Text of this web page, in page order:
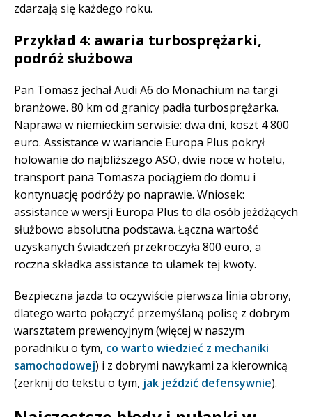
zdarzają się każdego roku.
Przykład 4: awaria turbosprężarki,
podróż służbowa
Pan Tomasz jechał Audi A6 do Monachium na targi
branżowe. 80 km od granicy padła turbosprężarka.
Naprawa w niemieckim serwisie: dwa dni, koszt 4 800
euro. Assistance w wariancie Europa Plus pokrył
holowanie do najbliższego ASO, dwie noce w hotelu,
transport pana Tomasza pociągiem do domu i
kontynuację podróży po naprawie. Wniosek:
assistance w wersji Europa Plus to dla osób jeżdżących
służbowo absolutna podstawa. Łączna wartość
uzyskanych świadczeń przekroczyła 800 euro, a
roczna składka assistance to ułamek tej kwoty.
Bezpieczna jazda to oczywiście pierwsza linia obrony,
dlatego warto połączyć przemyślaną polisę z dobrym
warsztatem prewencyjnym (więcej w naszym
poradniku o tym, co warto wiedzieć z mechaniki
samochodowej) i z dobrymi nawykami za kierownicą
(zerknij do tekstu o tym, jak jeździć defensywnie).